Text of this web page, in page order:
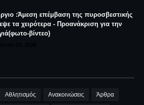
:Άμεση επέμβαση της πυροσβεστικής
τα χειρότερα - Προανάκριση για την
βίντεο)
Αθλητισμός Ανακοινώσεις Άρθρα